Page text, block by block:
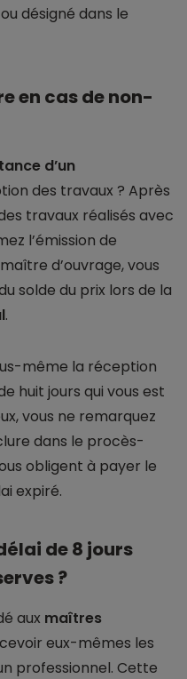
désigné dans le
en cas de non-
d’un
des travaux ? Après
travaux réalisés avec
l’émission de
d’ouvrage, vous
solde du prix lors de la
.
même la réception
huit jours qui vous est
vous ne remarquez
dans le procès-
obligent à payer le
expiré.
de 8 jours
?
aux maîtres
eux-mêmes les
professionnel. Cette